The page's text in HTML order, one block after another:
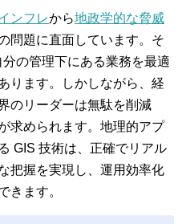
ンフレから地政学的な脅威
問題に直面しています。そ
の管理下にある業務を最適
ります。しかしながら、経
のリーダーは無駄を削減
求められます。地理的アプ
GIS 技術は、正確でリアル
把握を実現し、運用効率化
きます。